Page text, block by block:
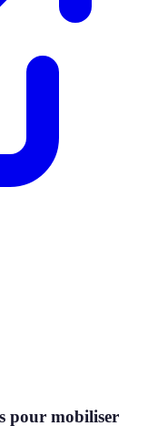
pour mobiliser